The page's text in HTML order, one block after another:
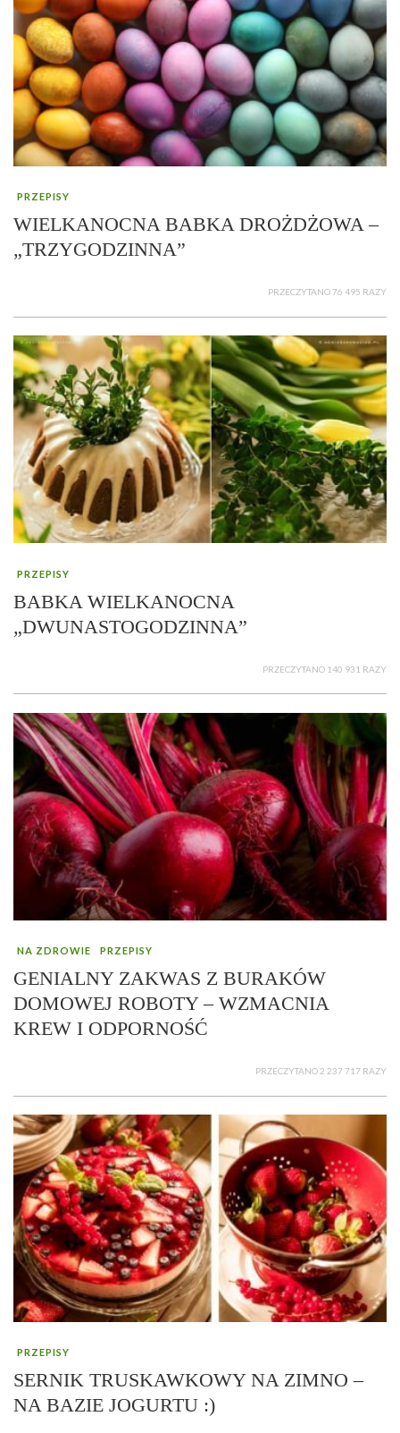
PRZEPISY
WIELKANOCNA BABKA DROŻDŻOWA –
„TRZYGODZINNA”
PRZECZYTANO 76 495 RAZY
PRZEPISY
BABKA WIELKANOCNA
„DWUNASTOGODZINNA”
PRZECZYTANO 140 931 RAZY
NA ZDROWIE PRZEPISY
GENIALNY ZAKWAS Z BURAKÓW
DOMOWEJ ROBOTY – WZMACNIA
KREW I ODPORNOŚĆ
PRZECZYTANO 2 237 717 RAZY
PRZEPISY
SERNIK TRUSKAWKOWY NA ZIMNO –
NA BAZIE JOGURTU :)